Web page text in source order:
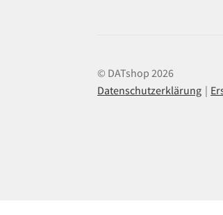
© DATshop 2026
Datenschutzerklärung